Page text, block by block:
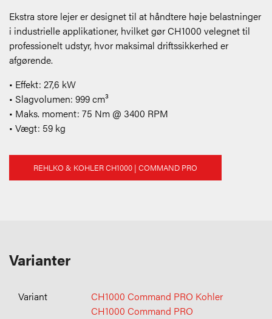
Ekstra store lejer er designet til at håndtere høje belastninger
i industrielle applikationer, hvilket gør CH1000 velegnet til
professionelt udstyr, hvor maksimal driftssikkerhed er
afgørende.
• Effekt: 27,6 kW
• Slagvolumen: 999 cm³
• Maks. moment: 75 Nm @ 3400 RPM
• Vægt: 59 kg
REHLKO & KOHLER CH1000 | COMMAND PRO
Varianter
CH1000 Command PRO Kohler
CH1000 Command PRO